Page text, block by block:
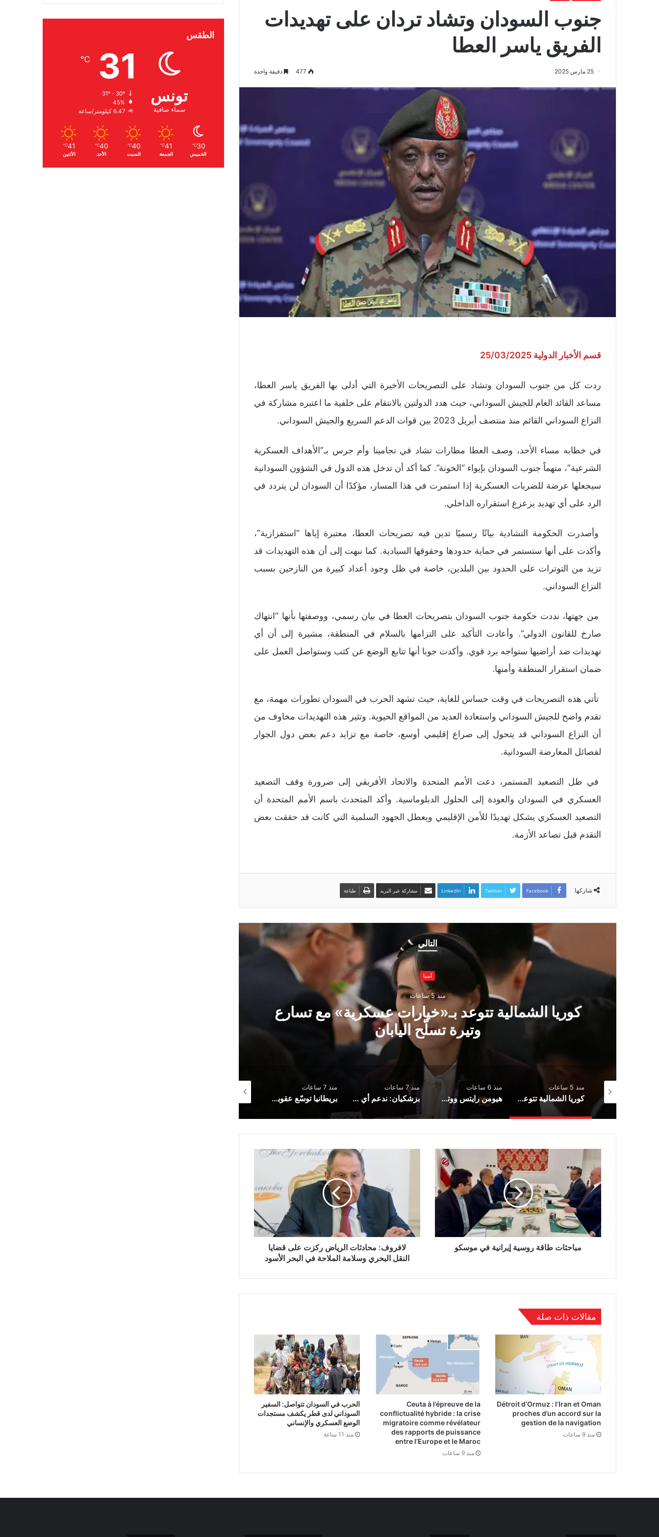
جنوب السودان وتشاد تردان على تهديدات
الفريق ياسر العطا
25 مارس 2025 477 دقيقة واحدة
قسم الأخبار الدولية 25/03/2025
ردت كل من جنوب السودان وتشاد على التصريحات الأخيرة التي أدلى بها الفريق ياسر العطا،
مساعد القائد العام للجيش السوداني، حيث هدد الدولتين بالانتقام على خلفية ما اعتبره مشاركة في
النزاع السوداني القائم منذ منتصف أبريل 2023 بين قوات الدعم السريع والجيش السوداني.
في خطابه مساء الأحد، وصف العطا مطارات تشاد في نجامينا وأم جرس بـ”الأهداف العسكرية
الشرعية”، متهماً جنوب السودان بإيواء “الخونة”. كما أكد أن تدخل هذه الدول في الشؤون السودانية
سيجعلها عرضة للضربات العسكرية إذا استمرت في هذا المسار، مؤكدًا أن السودان لن يتردد في
الرد على أي تهديد يزعزع استقراره الداخلي.
وأصدرت الحكومة التشادية بيانًا رسميًا تدين فيه تصريحات العطا، معتبرة إياها “استفزازية”،
وأكدت على أنها ستستمر في حماية حدودها وحقوقها السيادية. كما نبهت إلى أن هذه التهديدات قد
تزيد من التوترات على الحدود بين البلدين، خاصة في ظل وجود أعداد كبيرة من النازحين بسبب
النزاع السوداني.
من جهتها، نددت حكومة جنوب السودان بتصريحات العطا في بيان رسمي، ووصفتها بأنها “انتهاك
صارخ للقانون الدولي”. وأعادت التأكيد على التزامها بالسلام في المنطقة، مشيرة إلى أن أي
تهديدات ضد أراضيها ستواجه برد قوي. وأكدت جوبا أنها تتابع الوضع عن كثب وستواصل العمل على
ضمان استقرار المنطقة وأمنها.
تأتي هذه التصريحات في وقت حساس للغاية، حيث تشهد الحرب في السودان تطورات مهمة، مع
تقدم واضح للجيش السوداني واستعادة العديد من المواقع الحيوية. وتثير هذه التهديدات مخاوف من
أن النزاع السوداني قد يتحول إلى صراع إقليمي أوسع، خاصة مع تزايد دعم بعض دول الجوار
لفصائل المعارضة السودانية.
في ظل التصعيد المستمر، دعت الأمم المتحدة والاتحاد الأفريقي إلى ضرورة وقف التصعيد
العسكري في السودان والعودة إلى الحلول الدبلوماسية. وأكد المتحدث باسم الأمم المتحدة أن
التصعيد العسكري يشكل تهديدًا للأمن الإقليمي ويعطل الجهود السلمية التي كانت قد حققت بعض
التقدم قبل تصاعد الأزمة.
شاركها Facebook
Twitter
LinkedIn مشاركة عبر البريد طباعة
التالي
آسيا
منذ 5 ساعات
كوريا الشمالية تتوعد بـ«خيارات عسكرية» مع تسارع
وتيرة تسلّح اليابان
Ormuz : la réouverture se précise, mais Téhéran refuse de céder sur le fond
منذ 5 ساعات
كوريا الشمالية تتوعد بـ«خيارات عسكرية» مع تسارع وتيرة تسلّح اليابان
منذ 6 ساعات
هيومن رايتس ووتش» تتهم إسرائيل بارتكاب جريمة حرب في مقتل الصحفية أمال خليل جنوب لبنان
منذ 7 ساعات
بزشكيان: ندعم أي قرار يتخذه الفلسطينيون في مفاوضات غزة
منذ 7 ساعات
بريطانيا توسّع عقوباتها على روسيا بإضافة 19 بندًا جديدًا إلى قائمة العقوبات
مباحثات طاقة روسية إيرانية في موسكو
لافروف: محادثات الرياض ركزت على قضايا
النقل البحري وسلامة الملاحة في البحر الأسود
مقالات ذات صلة
Détroit d’Ormuz : l’Iran et Oman
proches d’un accord sur la
gestion de la navigation
منذ 9 ساعات
Ceuta à l’épreuve de la
conflictualité hybride : la crise
migratoire comme révélateur
des rapports de puissance
entre l’Europe et le Maroc
منذ 9 ساعات
الحرب في السودان تتواصل: السفير
السوداني لدى قطر يكشف مستجدات
الوضع العسكري والإنساني
منذ 11 ساعة
الطقس
تونس
سماء صافية
31
℃
45%
6.47 كيلومتر/ساعة
30
℃
الخميس
41
℃
الجمعة
40
℃
السبت
40
℃
الأحد
41
℃
الأثنين